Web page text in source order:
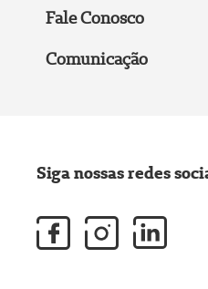
Fale Conosco
Comunicação
Siga nossas redes